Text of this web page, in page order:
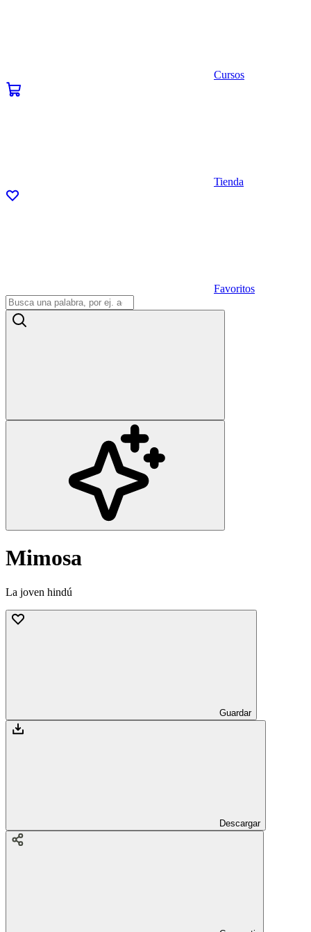
Cursos
Tienda
Favoritos
Mimosa
La joven hindú
Guardar
Descargar